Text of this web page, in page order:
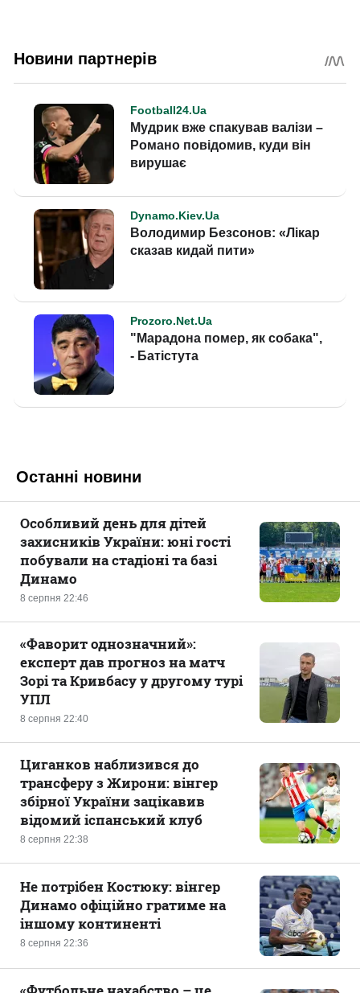
Останні новини
8 серпня 22:46
Особливий день для дітей
захисників України: юні гості
побували на стадіоні та базі
Динамо
8 серпня 22:40
«Фаворит однозначний»:
експерт дав прогноз на матч
Зорі та Кривбасу у другому турі
УПЛ
8 серпня 22:38
Циганков наблизився до
трансферу з Жирони: вінгер
збірної України зацікавив
відомий іспанський клуб
8 серпня 22:36
Не потрібен Костюку: вінгер
Динамо офіційно гратиме на
іншому континенті